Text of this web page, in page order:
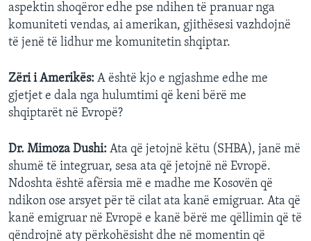
aspektin shoqëror edhe pse ndihen të pranuar nga
komuniteti vendas, ai amerikan, gjithësesi vazhdojnë
të jenë të lidhur me komunitetin shqiptar.
Zëri i Amerikës: A është kjo e ngjashme edhe me
gjetjet e dala nga hulumtimi që keni bërë me
shqiptarët në Evropë?
Dr. Mimoza Dushi: Ata që jetojnë këtu (SHBA), janë më
shumë të integruar, sesa ata që jetojnë në Evropë.
Ndoshta është afërsia më e madhe me Kosovën që
ndikon ose arsyet për të cilat ata kanë emigruar. Ata që
kanë emigruar në Evropë e kanë bërë me qëllimin që të
qëndrojnë aty përkohësisht dhe në momentin që